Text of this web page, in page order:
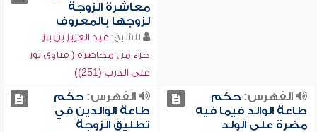
معاشرة الزوجة
لزوجها بالمعروف
للشيخ: عبد العزيز بن باز
جزء من محاضرة ( فتاوى نور
على الدرب (251))
الفهرس:حكم
طاعة الوالد فيما فيه
مضرة على الولد
الفهرس:حكم
طاعة الوالدين في
تطليق الزوجة